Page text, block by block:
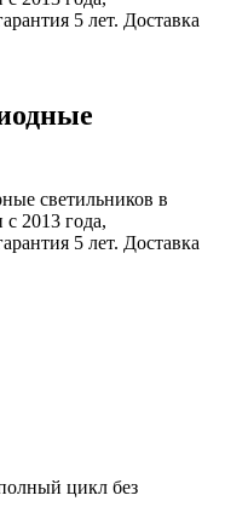
5 лет. Доставка
светильников в
2013 года,
5 лет. Доставка
цикл без